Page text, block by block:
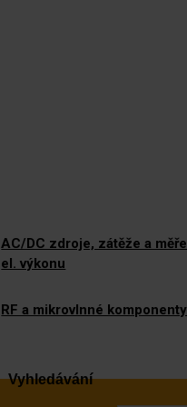
AC/DC zdroje, zátěže a
el. výkonu
RF a mikrovlnné komponenty
Vyhledávání